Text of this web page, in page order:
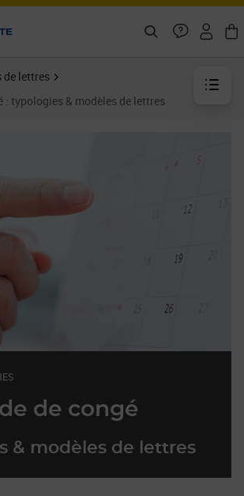
de lettres
: typologies & modèles de lettres
de congé
& modèles de lettres